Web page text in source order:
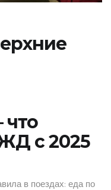
что
с 2025
в поездах: еда по